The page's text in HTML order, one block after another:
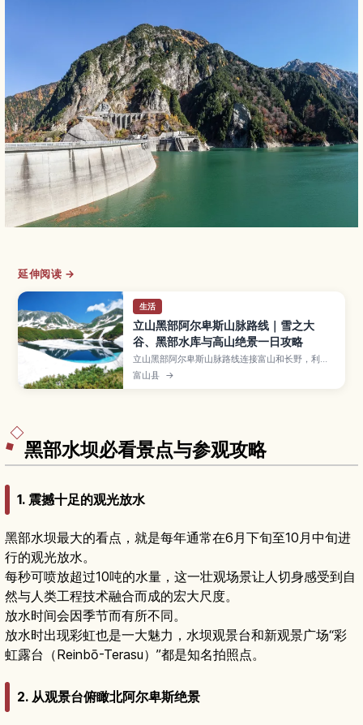
延伸阅读 →
生活
立山黑部阿尔卑斯山脉路线｜雪之大
谷、黑部水库与高山绝景一日攻略
立山黑部阿尔卑斯山脉路线连接富山和长野，利用
缆车、巴士和登山电车穿越北阿尔卑斯山，是日本
代表性的高山观光路线。本文将介绍雪之大谷、室
富山县 →
黑部水坝必看景点与参观攻略
1. 震撼十足的观光放水
黑部水坝最大的看点，就是每年通常在6月下旬至10月中旬进
行的观光放水。
每秒可喷放超过10吨的水量，这一壮观场景让人切身感受到自
然与人类工程技术融合而成的宏大尺度。
放水时间会因季节而有所不同。
放水时出现彩虹也是一大魅力，水坝观景台和新观景广场“彩
虹露台（Reinbō-Terasu）”都是知名拍照点。
2. 从观景台俯瞰北阿尔卑斯绝景